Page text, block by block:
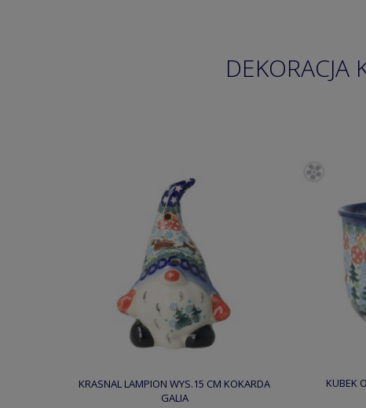
DEKORACJA
KRASNAL LAMPION WYS.15 CM KOKARDA
GALIA
KUBEK